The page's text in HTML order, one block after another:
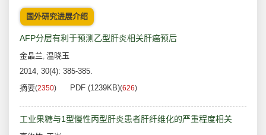
国外研究进展介绍
AFP分层有利于预测乙型肝炎相关肝癌预后
金晶兰, 温晓玉
2014, 30(4): 385-385.
摘要(2350) PDF (1239KB)(626)
工业果糖与1型慢性丙型肝炎患者肝纤维化的严重程度相关